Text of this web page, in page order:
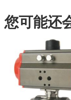
您可能还